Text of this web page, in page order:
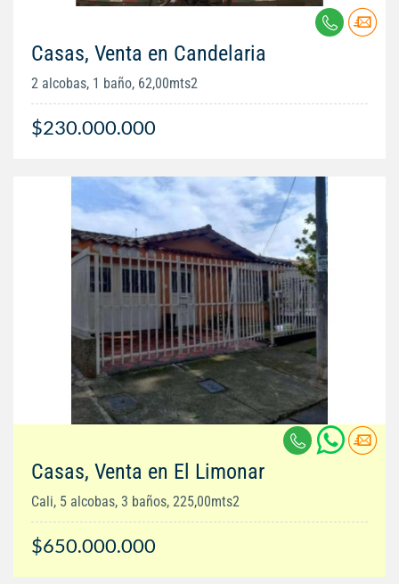
Casas, Venta en Candelaria
2 alcobas, 1 baño, 62,00mts2
$230.000.000
Casas, Venta en El Limonar
Cali, 5 alcobas, 3 baños, 225,00mts2
$650.000.000